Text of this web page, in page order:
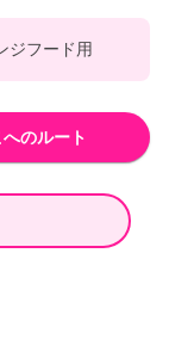
ジフード用
へのルート